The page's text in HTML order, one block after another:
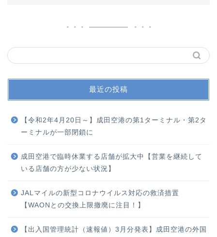
最近の投稿
【令和2年4月20日～】成田空港の第1ターミナル・第2タ
ーミナルが一部閉鎖に
成田空港で臨時休業する店舗が拡大中【営業を継続して
いる店舗の方が少ない状況】
JALマイルの新型コロナウイルス対応の救済措置
【WAONとの交換上限撤廃に注目！】
【出入国管理統計（速報値）3月分発表】成田空港の外国